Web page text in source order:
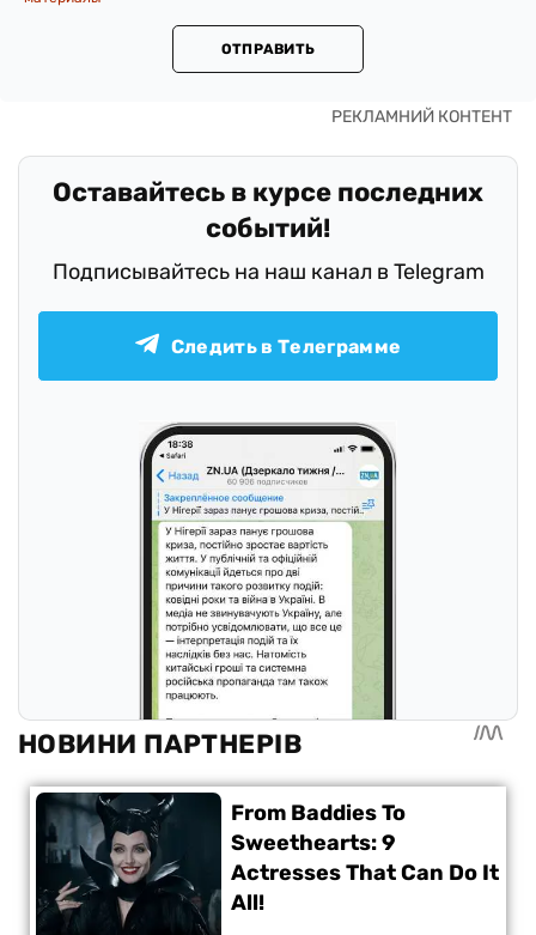
ОТПРАВИТЬ
Оставайтесь в курсе последних
событий!
Подписывайтесь на наш канал в Telegram
Следить в Телеграмме